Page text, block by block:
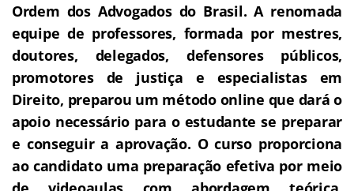
Ordem dos Advogados do Brasil. A renomada
equipe de professores, formada por mestres,
doutores, delegados, defensores públicos,
promotores de justiça e especialistas em
Direito, preparou um método online que dará o
apoio necessário para o estudante se preparar
e conseguir a aprovação. O curso proporciona
ao candidato uma preparação efetiva por meio